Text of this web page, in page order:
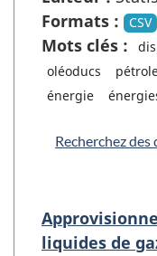
Formats :
CSV
Mots clés :
oléoducs
énergie
Recherchez
liquides de